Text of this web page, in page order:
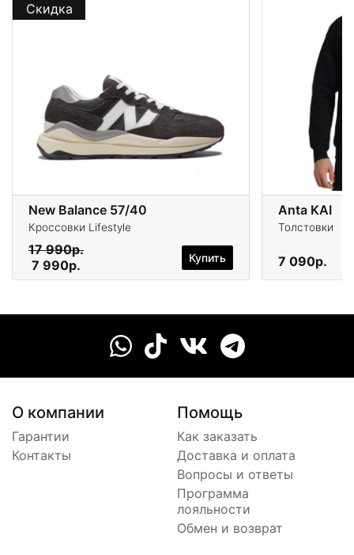
Скидка
New Balance 57/40
Кроссовки Lifestyle
17 990р.
7 990р.
Купить
Anta KAI
Толстовки
7 090р.
О компании
Гарантии
Контакты
Помощь
Как заказать
Доставка и оплата
Вопросы и ответы
Программа
лояльности
Обмен и возврат